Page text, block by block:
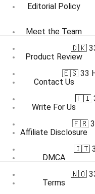
Editorial Policy
Meet the Team
Product Review
Contact Us
Write For Us
Affiliate Disclosure
DMCA
Terms
🇩🇰 33
🇪🇸 33
🇫🇮
🇫🇷
🇮🇹
🇳🇴 33